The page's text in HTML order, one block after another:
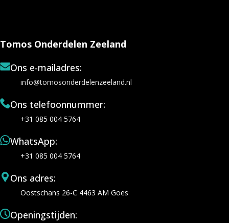
Tomos Onderdelen Zeeland
Ons e-mailadres:
info@tomosonderdelenzeeland.nl
Ons telefoonnummer:
+31 085 004 5764
WhatsApp:
+31 085 004 5764
Ons adres:
Oostschans 26-C 4463 AM Goes
Openingstijden: